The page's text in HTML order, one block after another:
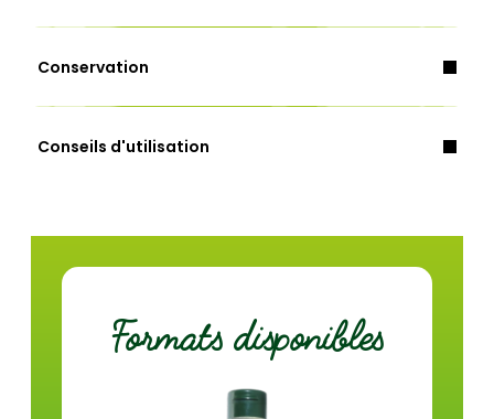
Contient : Lait, oeuf, moutarde.
dont sucres (g)
Conservation
Conseils d'utilisation
Formats disponibles